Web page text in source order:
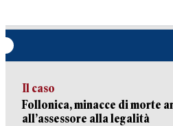
Il caso
Follonica, minacce di morte
all’assessore alla legalità